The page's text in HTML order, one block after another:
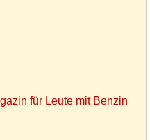
für Leute mit Benzin